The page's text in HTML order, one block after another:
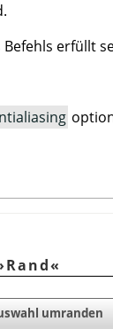
erfüllt